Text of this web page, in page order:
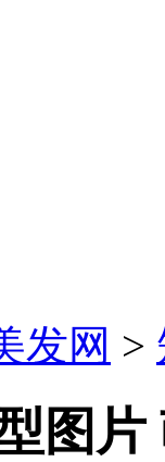
发网 >
图